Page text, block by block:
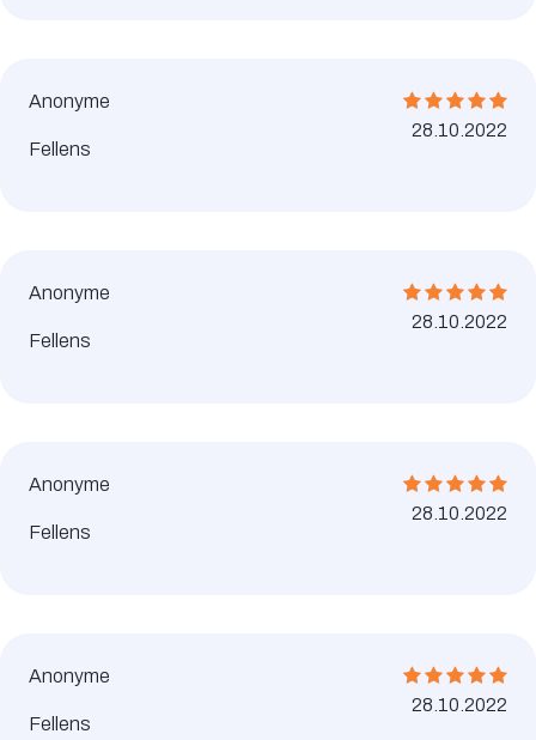
Anonyme
Fellens
28.10.2022
Anonyme
Fellens
28.10.2022
Anonyme
Fellens
28.10.2022
Anonyme
Fellens
28.10.2022